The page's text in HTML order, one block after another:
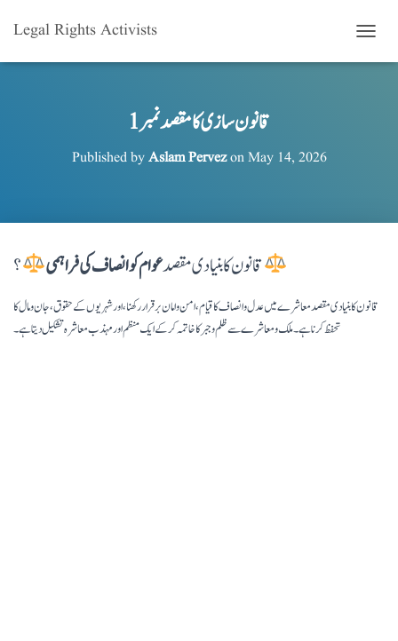
Legal Rights Activists
O
N
قانون سازی کا مقصد نمبر 1
Published byAslam PervezonMay 14, 2026
قانون کا بنیادی مقصدعوام کو انصاف کی فراہمی
قانون کا بنیادی مقصد معاشرے میں عدل و انصاف کا قیام، امن و امان برقرار رکھنا، اور شہریوں کے حقوق، جان و مال کا
تحفظ کرنا ہے۔ ملک و معاشرے سے ظلم و جبر کا خاتمہ کر کے ایک منظم اور مہذب معاشرہ تشکیل دیتا ہے۔